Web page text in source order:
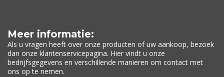
Meer informatie:
Als u vragen heeft over onze producten of uw aankoop, bezoek
dan onze klantenservicepagina. Hier vindt u onze
bedrijfsgegevens en verschillende manieren om contact met
ons op te nemen.